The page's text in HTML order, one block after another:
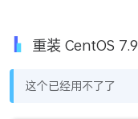
重装 CentOS 7.9
这个已经用不了了